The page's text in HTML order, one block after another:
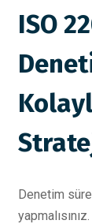
ISO
Denetim